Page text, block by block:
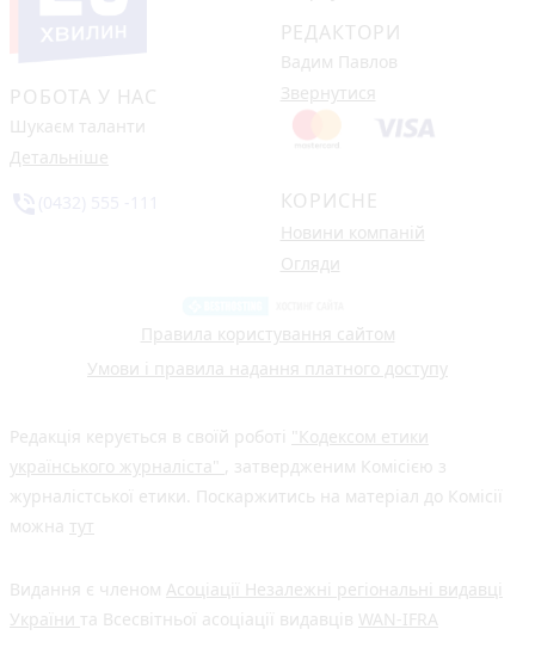
РОБОТА У НАС
Шукаєм таланти
Детальніше
РЕДАКТОРИ
Вадим Павлов
Звернутися
КОРИСНЕ
Новини компаній
Огляди
Правила користування сайтом
Умови і правила надання платного доступу
Редакція керується в своїй роботі "Кодексом етики
українського журналіста" , затвердженим Комісією з
журналістської етики. Поскаржитись на матеріал до Комісії
можна тут
Видання є членом Асоціації Незалежні регіональні видавці
України та Всесвітньої асоціації видавців WAN-IFRA